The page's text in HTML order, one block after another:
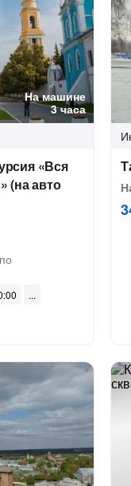
На машине
3 часа
«Вся
(на авто